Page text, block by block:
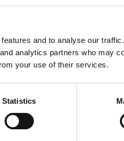
and to analyse our
analytics partners who may
your use of their services.
Statistics